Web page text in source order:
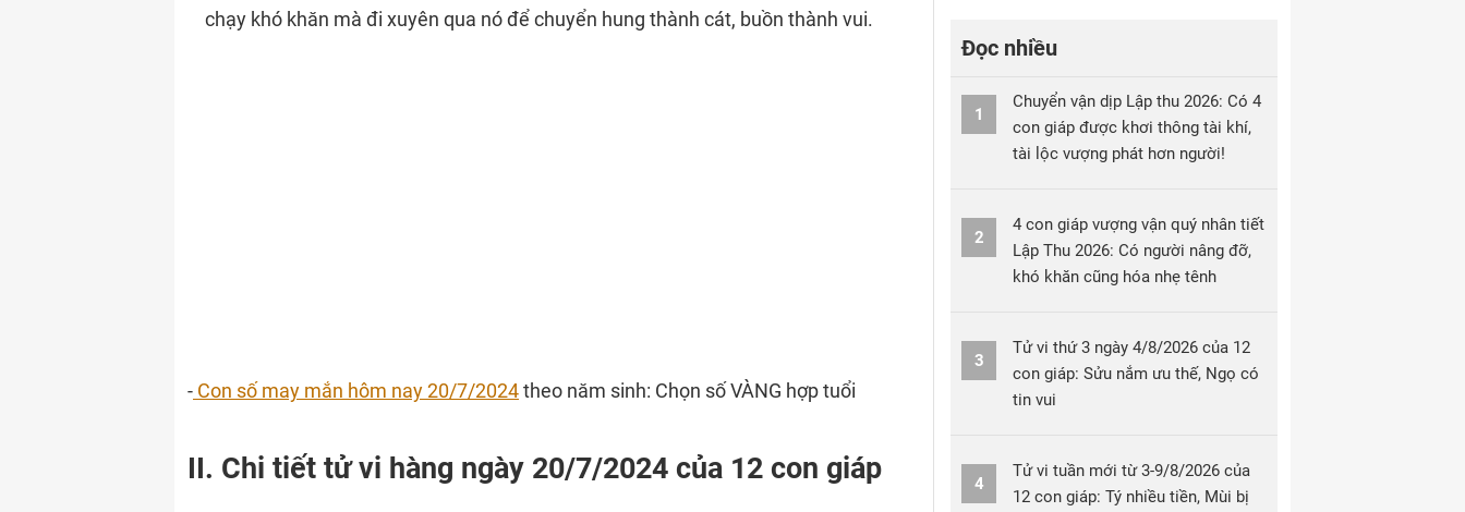
chạy khó khăn mà đi xuyên qua nó để chuyển hung thành cát, buồn thành vui.
- Con số may mắn hôm nay 20/7/2024theo năm sinh: Chọn số VÀNG hợp tuổi
II. Chi tiết tử vi hàng ngày 20/7/2024 của 12 con giáp
Đọc nhiều
1
Chuyển vận dịp Lập thu 2026: Có 4
con giáp được khơi thông tài khí,
tài lộc vượng phát hơn người!
2
4 con giáp vượng vận quý nhân tiết
Lập Thu 2026: Có người nâng đỡ,
khó khăn cũng hóa nhẹ tênh
3
Tử vi thứ 3 ngày 4/8/2026 của 12
con giáp: Sửu nắm ưu thế, Ngọ có
tin vui
4
Tử vi tuần mới từ 3-9/8/2026 của
12 con giáp: Tý nhiều tiền, Mùi bị